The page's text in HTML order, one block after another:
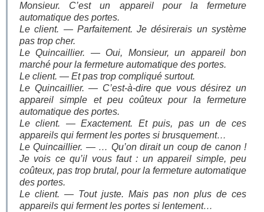
Monsieur. C’est un appareil pour la fermeture
automatique des portes.
Le client. — Parfaitement. Je désirerais un système
pas trop cher.
Le Quincaillier. — Oui, Monsieur, un appareil bon
marché pour la fermeture automatique des portes.
Le client. — Et pas trop compliqué surtout.
Le Quincaillier. — C’est-à-dire que vous désirez un
appareil simple et peu coûteux pour la fermeture
automatique des portes.
Le client. — Exactement. Et puis, pas un de ces
appareils qui ferment les portes si brusquement…
Le Quincaillier. — … Qu’on dirait un coup de canon !
Je vois ce qu’il vous faut : un appareil simple, peu
coûteux, pas trop brutal, pour la fermeture automatique
des portes.
Le client. — Tout juste. Mais pas non plus de ces
appareils qui ferment les portes si lentement…